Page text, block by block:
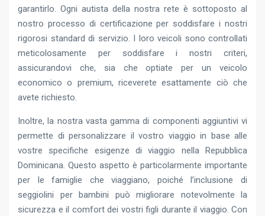
garantirlo. Ogni autista della nostra rete è sottoposto al
nostro processo di certificazione per soddisfare i nostri
rigorosi standard di servizio. I loro veicoli sono controllati
meticolosamente per soddisfare i nostri criteri,
assicurandovi che, sia che optiate per un veicolo
economico o premium, riceverete esattamente ciò che
avete richiesto.
Inoltre, la nostra vasta gamma di componenti aggiuntivi vi
permette di personalizzare il vostro viaggio in base alle
vostre specifiche esigenze di viaggio nella Repubblica
Dominicana. Questo aspetto è particolarmente importante
per le famiglie che viaggiano, poiché l’inclusione di
seggiolini per bambini può migliorare notevolmente la
sicurezza e il comfort dei vostri figli durante il viaggio. Con